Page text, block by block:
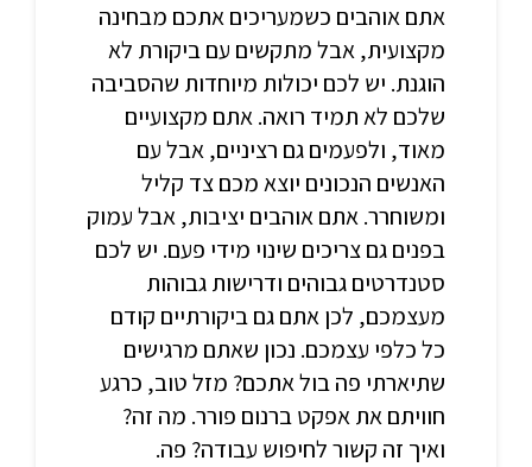
אתם אוהבים כשמעריכים אתכם מבחינה
מקצועית, אבל מתקשים עם ביקורת לא
הוגנת. יש לכם יכולות מיוחדות שהסביבה
שלכם לא תמיד רואה. אתם מקצועיים
מאוד, ולפעמים גם רציניים, אבל עם
האנשים הנכונים יוצא מכם צד קליל
ומשוחרר. אתם אוהבים יציבות, אבל עמוק
בפנים גם צריכים שינוי מידי פעם. יש לכם
סטנדרטים גבוהים ודרישות גבוהות
מעצמכם, לכן אתם גם ביקורתיים קודם
כל כלפי עצמכם. נכון שאתם מרגישים
שתיארתי פה בול אתכם? מזל טוב, כרגע
חוויתם את אפקט ברנום פורר. מה זה?
ואיך זה קשור לחיפוש עבודה? פה.